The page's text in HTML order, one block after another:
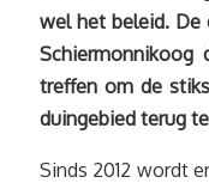
wel het beleid. De
Schiermonnikoog
treffen om de
duingebied terug
Sinds 2012 wordt